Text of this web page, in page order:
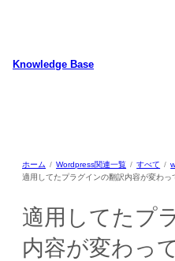
スKnowledge Base
ホーム Wordpress関連一覧 すべて
適用してたプラグインの翻訳内容が変わ
適用してたプ
内容が変わっ